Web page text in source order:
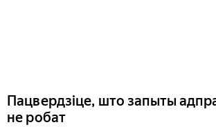
Пацвердзіце, што запыты
не робат